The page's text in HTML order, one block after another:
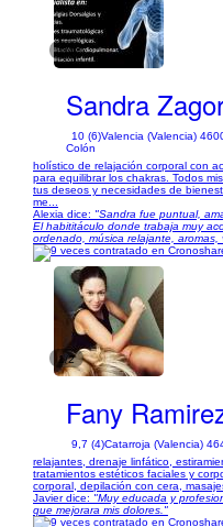
1/4
Sandra
10 (6)Valencia (Valencia)
Colón
holístico de relajación corporal con
para equilibrar los chakras. Todos
tus deseos y necesidades de
me...
Alexia dice: "Sandra fue puntual,
El habititáculo donde trabaja muy
ordenado, música relajante,
1/2
Fany
9,7 (4)Catarroja (Valencia)
relajantes, drenaje linfático,
tratamientos estéticos faciales y
corporal, depilación con cera,
Javier dice: "Muy educada y
que mejorara mis dolores."